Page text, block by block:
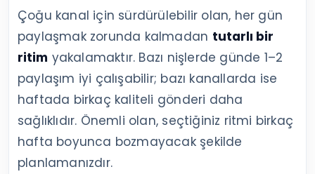
Çoğu kanal için sürdürülebilir olan, her gün
paylaşmak zorunda kalmadan tutarlı bir
ritim yakalamaktır. Bazı nişlerde günde 1–2
paylaşım iyi çalışabilir; bazı kanallarda ise
haftada birkaç kaliteli gönderi daha
sağlıklıdır. Önemli olan, seçtiğiniz ritmi birkaç
hafta boyunca bozmayacak şekilde
planlamanızdır.